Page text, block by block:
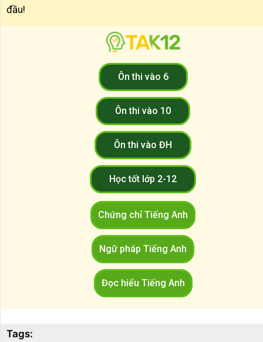
đầu!
Ôn thi vào 6
Ôn thi vào 10
Ôn thi vào ĐH
Học tốt lớp 2-12
Chứng chỉ Tiếng Anh
Ngữ pháp Tiếng Anh
Đọc hiểu Tiếng Anh
Tags: